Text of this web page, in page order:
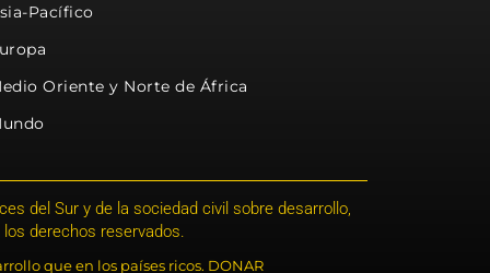
Pacífico
Oriente y Norte de África
del Sur y de la sociedad civil sobre desarrollo,
derechos reservados.
que en los países ricos. DONAR